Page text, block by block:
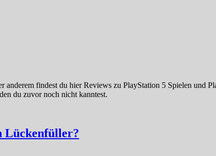
findest du hier Reviews zu PlayStation 5 Spielen und
du zuvor noch nicht kanntest.
Lückenfüller?